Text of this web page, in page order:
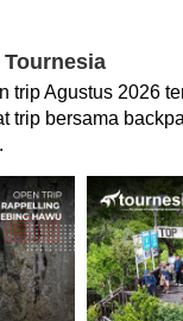
Tournesia
trip Agustus 2026
trip bersama